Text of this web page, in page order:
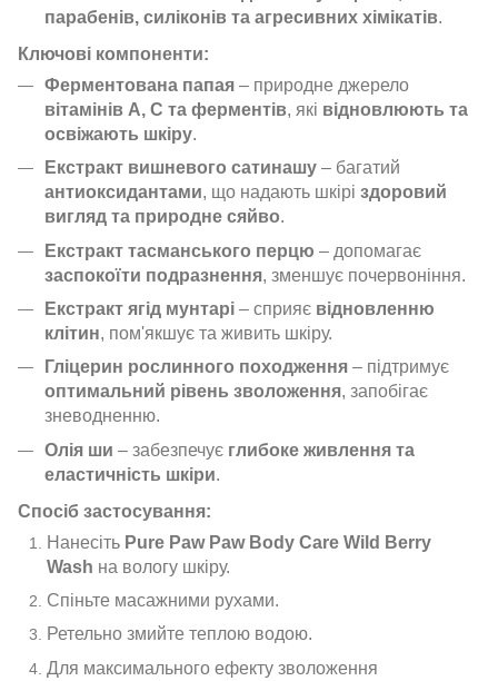
парабенів, силіконів та агресивних хімікатів.
Ключові компоненти:
Ферментована папая – природне джерело
вітамінів А, С та ферментів, які відновлюють та
освіжають шкіру.
Екстракт вишневого сатинашу – багатий
антиоксидантами, що надають шкірі здоровий
вигляд та природне сяйво.
Екстракт тасманського перцю – допомагає
заспокоїти подразнення, зменшує почервоніння.
Екстракт ягід мунтарі – сприяє відновленню
клітин, пом'якшує та живить шкіру.
Гліцерин рослинного походження – підтримує
оптимальний рівень зволоження, запобігає
зневодненню.
Олія ши – забезпечує глибоке живлення та
еластичність шкіри.
Спосіб застосування:
Нанесіть Pure Paw Paw Body Care Wild Berry
Wash на вологу шкіру.
Спіньте масажними рухами.
Ретельно змийте теплою водою.
Для максимального ефекту зволоження